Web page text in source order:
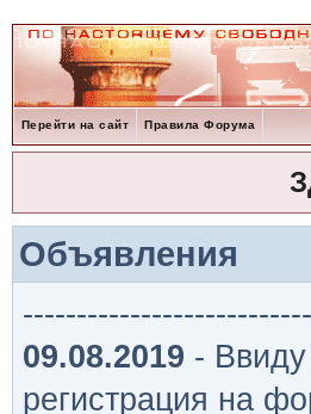
Перейти на сайт Правила Форума
Объявления
09.08.2019 - Ввиду
регистрация на